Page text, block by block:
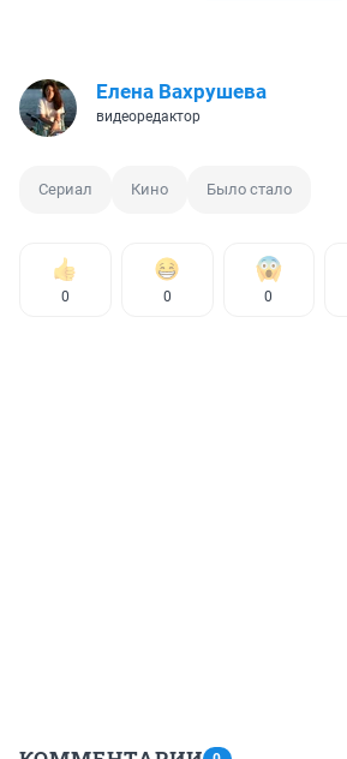
Елена Вахрушева
видеоредактор
Сериал Кино Было стало
0 0 0